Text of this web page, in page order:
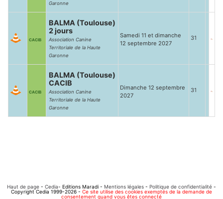
Garonne
CACIB
BALMA (Toulouse)
2 jours
Association Canine
Territoriale de la Haute
Garonne
Samedi 11 et dimanche
12 septembre 2027
31
CACIB
BALMA (Toulouse)
CACIB
Association Canine
Territoriale de la Haute
Garonne
Dimanche 12 septembre
2027
31
Haut de page - Cedia- Editions Maradi - Mentions légales - Politique de confidentialité -
Copyright Cedia 1999-2026 - Ce site utilise des cookies exemptés de la demande de
consentement quand vous êtes connecté